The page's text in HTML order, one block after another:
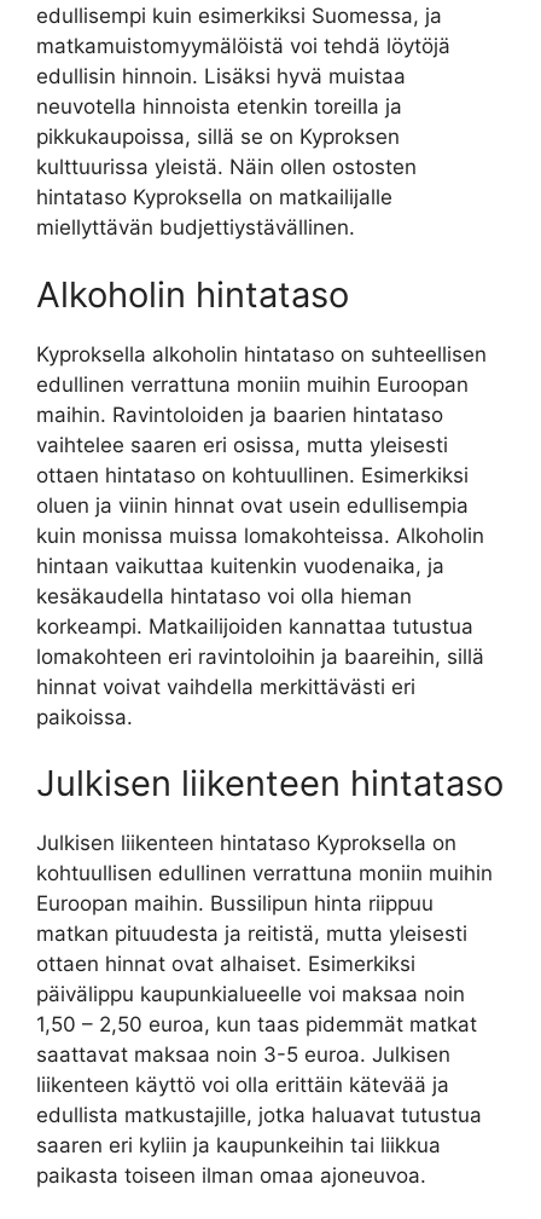
edullisempi kuin esimerkiksi Suomessa, ja
matkamuistomyymälöistä voi tehdä löytöjä
edullisin hinnoin. Lisäksi hyvä muistaa
neuvotella hinnoista etenkin toreilla ja
pikkukaupoissa, sillä se on Kyproksen
kulttuurissa yleistä. Näin ollen ostosten
hintataso Kyproksella on matkailijalle
miellyttävän budjettiystävällinen.
Alkoholin hintataso
Kyproksella alkoholin hintataso on suhteellisen
edullinen verrattuna moniin muihin Euroopan
maihin. Ravintoloiden ja baarien hintataso
vaihtelee saaren eri osissa, mutta yleisesti
ottaen hintataso on kohtuullinen. Esimerkiksi
oluen ja viinin hinnat ovat usein edullisempia
kuin monissa muissa lomakohteissa. Alkoholin
hintaan vaikuttaa kuitenkin vuodenaika, ja
kesäkaudella hintataso voi olla hieman
korkeampi. Matkailijoiden kannattaa tutustua
lomakohteen eri ravintoloihin ja baareihin, sillä
hinnat voivat vaihdella merkittävästi eri
paikoissa.
Julkisen liikenteen hintataso
Julkisen liikenteen hintataso Kyproksella on
kohtuullisen edullinen verrattuna moniin muihin
Euroopan maihin. Bussilipun hinta riippuu
matkan pituudesta ja reitistä, mutta yleisesti
ottaen hinnat ovat alhaiset. Esimerkiksi
päivälippu kaupunkialueelle voi maksaa noin
1,50 – 2,50 euroa, kun taas pidemmät matkat
saattavat maksaa noin 3-5 euroa. Julkisen
liikenteen käyttö voi olla erittäin kätevää ja
edullista matkustajille, jotka haluavat tutustua
saaren eri kyliin ja kaupunkeihin tai liikkua
paikasta toiseen ilman omaa ajoneuvoa.